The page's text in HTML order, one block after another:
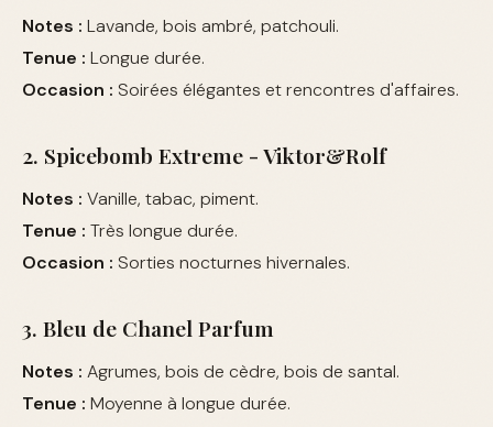
Notes : Lavande, bois ambré, patchouli.
Tenue : Longue durée.
Occasion : Soirées élégantes et rencontres d'affaires.
2. Spicebomb Extreme - Viktor&Rolf
Notes : Vanille, tabac, piment.
Tenue : Très longue durée.
Occasion : Sorties nocturnes hivernales.
3. Bleu de Chanel Parfum
Notes : Agrumes, bois de cèdre, bois de santal.
Tenue : Moyenne à longue durée.